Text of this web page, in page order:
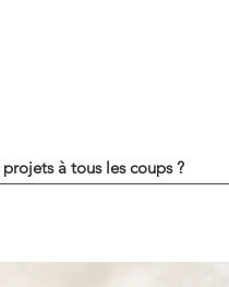
à tous les coups ?